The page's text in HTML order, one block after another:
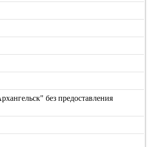
без предоставления